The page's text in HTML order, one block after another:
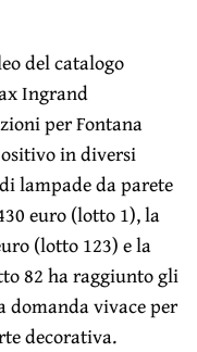
del catalogo
Ingrand
per Fontana
in diversi
lampade da parete
euro (lotto 1), la
(lotto 123) e la
82 ha raggiunto gli
domanda vivace per
decorativa.